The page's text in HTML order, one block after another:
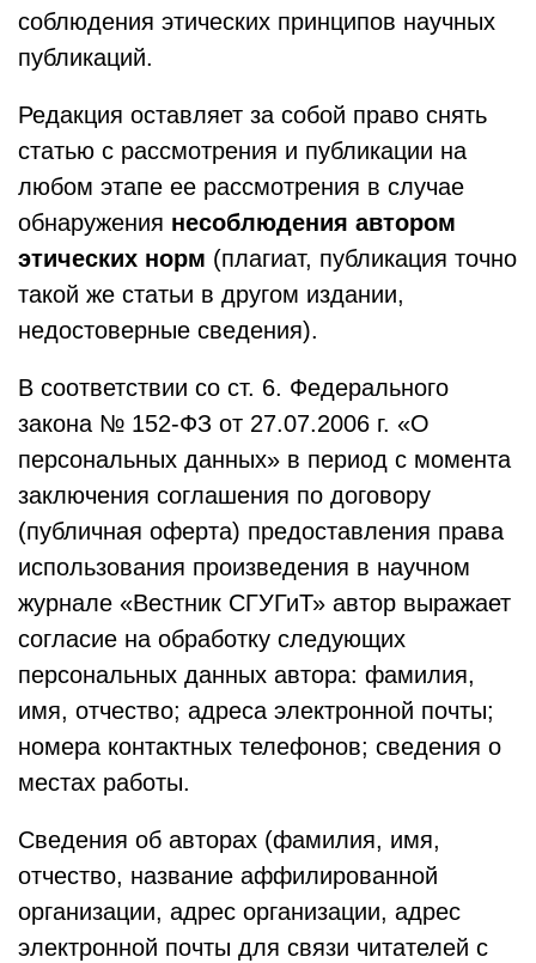
соблюдения этических принципов научных
публикаций.
Редакция оставляет за собой право снять
статью с рассмотрения и публикации на
любом этапе ее рассмотрения в случае
обнаружения несоблюдения автором
этических норм (плагиат, публикация точно
такой же статьи в другом издании,
недостоверные сведения).
В соответствии со ст. 6. Федерального
закона № 152-ФЗ от 27.07.2006 г. «О
персональных данных» в период с момента
заключения соглашения по договору
(публичная оферта) предоставления права
использования произведения в научном
журнале «Вестник СГУГиТ» автор выражает
согласие на обработку следующих
персональных данных автора: фамилия,
имя, отчество; адреса электронной почты;
номера контактных телефонов; сведения о
местах работы.
Сведения об авторах (фамилия, имя,
отчество, название аффилированной
организации, адрес организации, адрес
электронной почты для связи читателей с